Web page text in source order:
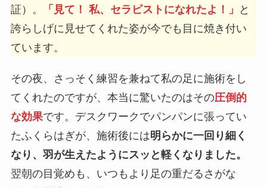
証）。
「見て！ 私、セラピストになれたよ！」
と
誇らしげに見せてくれた姿が今でも目に焼き付い
ています。
その夜、さっそく練習を兼ねて私の足に施術をし
てくれたのですが、本当に驚いたのはその圧倒的
な効果です。デスクワークでパンパンに張ってい
たふくらはぎが、施術後には明らかに一回り細く
なり、羽が生えたようにスッと軽くなりました。
翌朝の目覚めも、いつもより足の重だるさがな